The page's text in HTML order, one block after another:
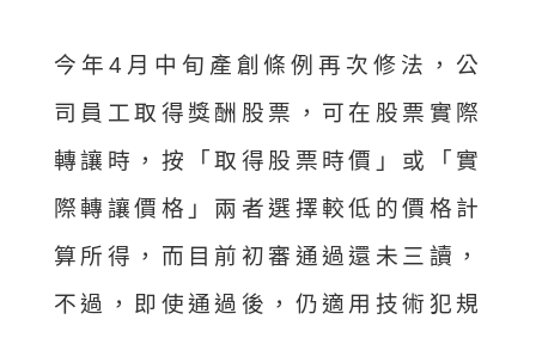
今年4月中旬產創條例再次修法，公
司員工取得獎酬股票，可在股票實際
轉讓時，按「取得股票時價」或「實
際轉讓價格」兩者選擇較低的價格計
算所得，而目前初審通過還未三讀，
不過，即使通過後，仍適用技術犯規